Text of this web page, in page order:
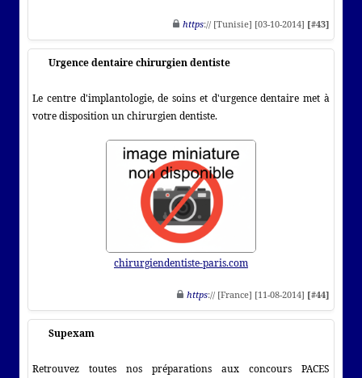
https:// [Tunisie] [03-10-2014] [#43]
Urgence dentaire chirurgien dentiste
Le centre d'implantologie, de soins et d'urgence dentaire met à
votre disposition un chirurgien dentiste.
chirurgiendentiste-paris.com
https:// [France] [11-08-2014] [#44]
Supexam
Retrouvez toutes nos préparations aux concours PACES